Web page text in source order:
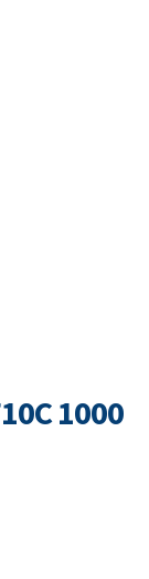
1000